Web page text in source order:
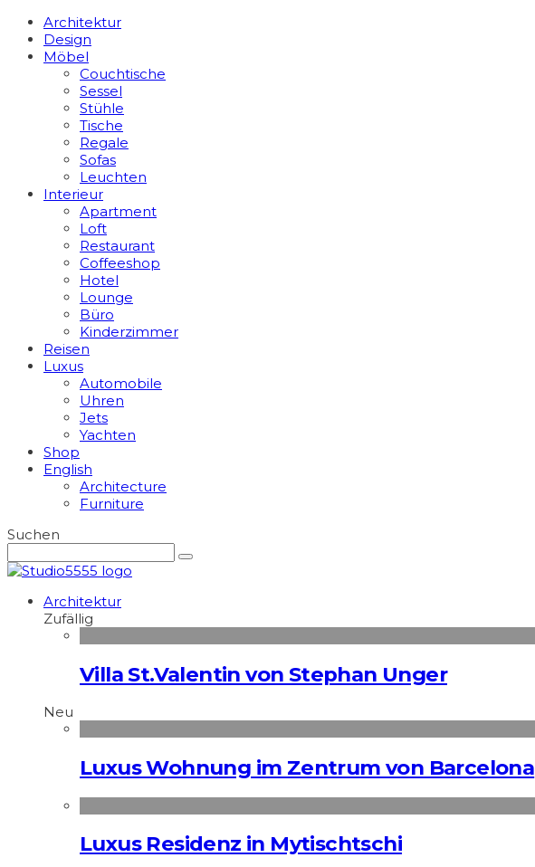
Architektur
Design
Möbel
Couchtische
Sessel
Stühle
Tische
Regale
Sofas
Leuchten
Interieur
Apart­ment
Loft
Restaurant
Coffeeshop
Hotel
Lounge
Büro
Kinderzimmer
Reisen
Luxus
Automobile
Uhren
Jets
Yachten
Shop
English
Architecture
Furniture
Suchen
Architektur
Zufällig
Villa St.Valentin von Stephan Unger
Neu
Luxus Wohnung im Zentrum von Barcelona
Luxus Residenz in Mytischtschi